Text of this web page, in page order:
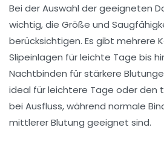
Bei der Auswahl der geeigneten
wichtig, die Größe und
berücksichtigen. Es gibt mehrere
Slipeinlagen für leichte Tage bis
Nachtbinden für stärkere
ideal für leichtere Tage oder den
bei Ausfluss, während normale
mittlerer Blutung geeignet sind.